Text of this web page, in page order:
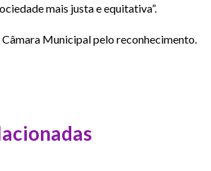
mais justa e equitativa”.
Municipal pelo reconhecimento.